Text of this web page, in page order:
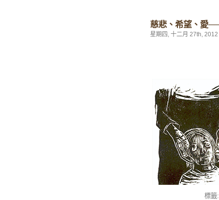
慈悲、希望、愛
星期四, 十二月 27th, 2012
標